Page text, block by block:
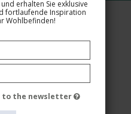
erhalten Sie exklusive
fortlaufende Inspiration
Wohlbefinden!
to the newsletter